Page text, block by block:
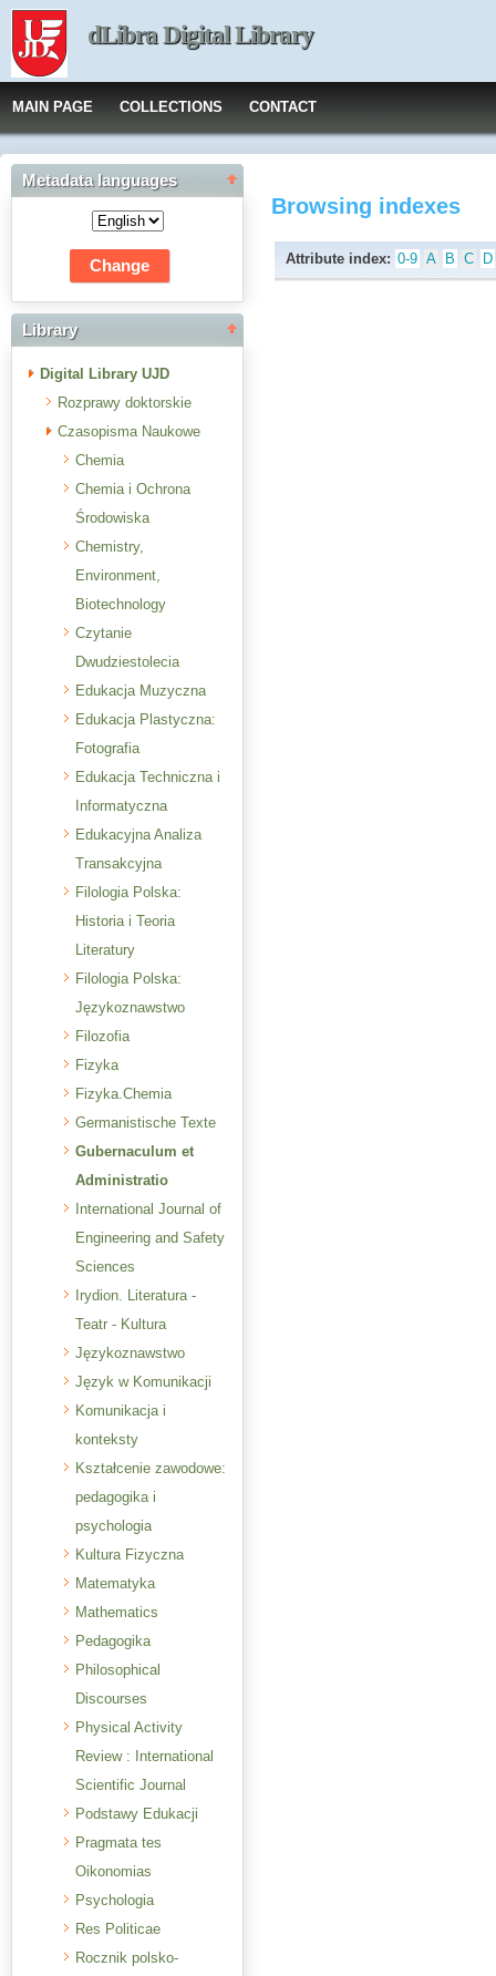
dLibra Digital Library
MAIN PAGE COLLECTIONS CONTACT
Metadata languages
Library
Digital Library UJD
Rozprawy doktorskie
Czasopisma Naukowe
Chemia
Chemia i Ochrona
Środowiska
Chemistry,
Environment,
Biotechnology
Czytanie
Dwudziestolecia
Edukacja Muzyczna
Edukacja Plastyczna:
Fotografia
Edukacja Techniczna i
Informatyczna
Edukacyjna Analiza
Transakcyjna
Filologia Polska:
Historia i Teoria
Literatury
Filologia Polska:
Językoznawstwo
Filozofia
Fizyka
Fizyka.Chemia
Germanistische Texte
Gubernaculum et
Administratio
International Journal of
Engineering and Safety
Sciences
Irydion. Literatura -
Teatr - Kultura
Językoznawstwo
Język w Komunikacji
Komunikacja i
konteksty
Kształcenie zawodowe:
pedagogika i
psychologia
Kultura Fizyczna
Matematyka
Mathematics
Pedagogika
Philosophical
Discourses
Physical Activity
Review : International
Scientific Journal
Podstawy Edukacji
Pragmata tes
Oikonomias
Psychologia
Res Politicae
Rocznik polsko-
Browsing indexes
Attribute index: 0-9 A B C D